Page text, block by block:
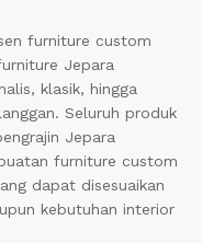
furniture custom
Jepara
klasik, hingga
Seluruh produk
Jepara
furniture custom
dapat disesuaikan
kebutuhan interior